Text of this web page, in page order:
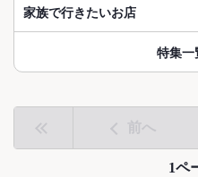
家族で行きたいお店
特集一
前へ
1ペ